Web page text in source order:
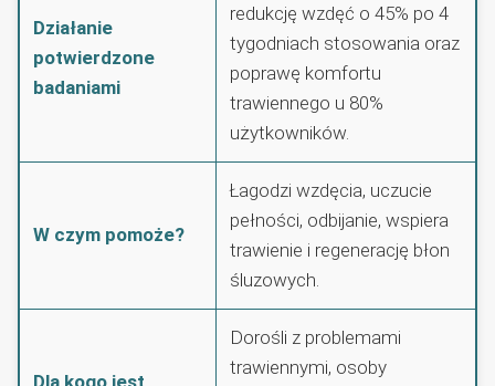
Działanie
potwierdzone
badaniami
redukcję wzdęć o 45% po 4
tygodniach stosowania oraz
poprawę komfortu
trawiennego u 80%
użytkowników.
W czym pomoże?
Łagodzi wzdęcia, uczucie
pełności, odbijanie, wspiera
trawienie i regenerację błon
śluzowych.
Dla kogo jest
Dorośli z problemami
trawiennymi, osoby